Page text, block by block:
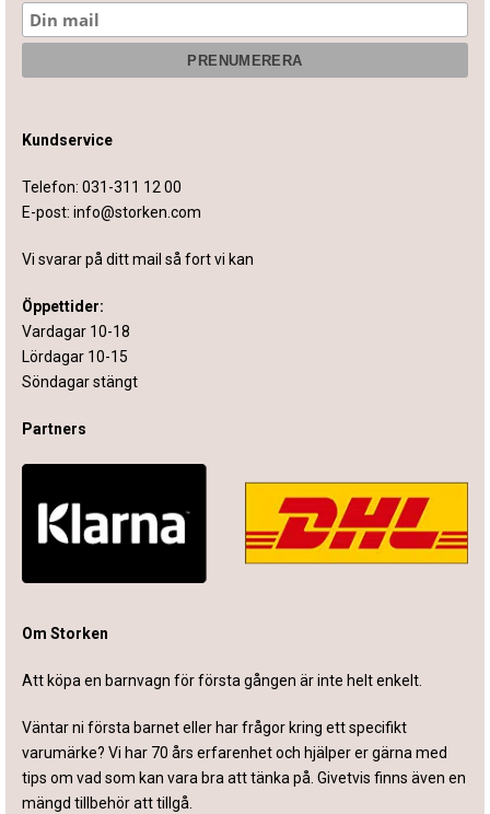
Kundservice
Telefon: 031-311 12 00
E-post: info@storken.com
Vi svarar på ditt mail så fort vi kan
Öppettider:
Vardagar 10-18
Lördagar 10-15
Söndagar stängt
Partners
Om Storken
Att köpa en barnvagn för första gången är inte helt enkelt.
Väntar ni första barnet eller har frågor kring ett specifikt
varumärke? Vi har 70 års erfarenhet och hjälper er gärna med
tips om vad som kan vara bra att tänka på. Givetvis finns även en
mängd tillbehör att tillgå.